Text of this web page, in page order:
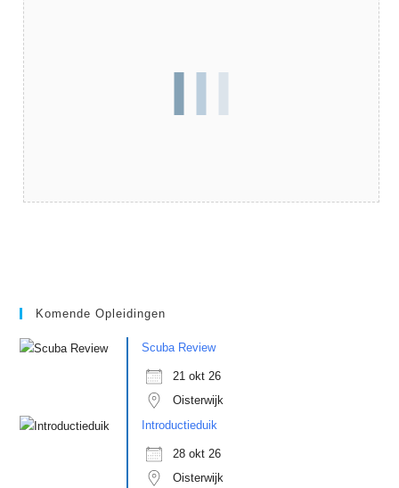
Komende Opleidingen
Scuba Review
21 okt 26
Oisterwijk
Introductieduik
28 okt 26
Oisterwijk